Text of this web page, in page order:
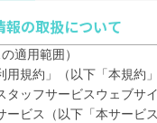
の取扱について
適用範囲）
用規約」（以下「本規
タッフサービスウェ
ービス（以下「本サービ